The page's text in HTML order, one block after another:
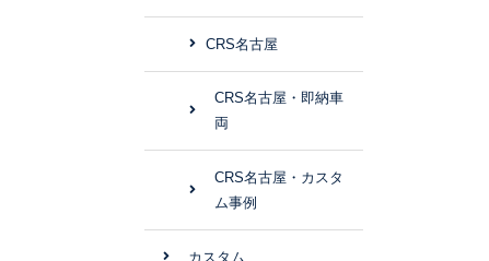
CRS名古屋
CRS名古屋・即納車
両
CRS名古屋・カスタ
ム事例
カスタム